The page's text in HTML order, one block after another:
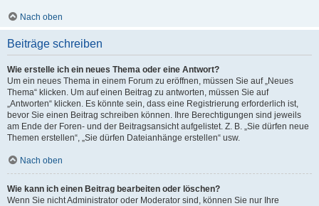
Nach oben
Beiträge schreiben
Wie erstelle ich ein neues Thema oder eine Antwort?
Um ein neues Thema in einem Forum zu eröffnen, müssen Sie auf „Neues
Thema“ klicken. Um auf einen Beitrag zu antworten, müssen Sie auf
„Antworten“ klicken. Es könnte sein, dass eine Registrierung erforderlich ist,
bevor Sie einen Beitrag schreiben können. Ihre Berechtigungen sind jeweils
am Ende der Foren- und der Beitragsansicht aufgelistet. Z. B. „Sie dürfen neue
Themen erstellen“, „Sie dürfen Dateianhänge erstellen“ usw.
Nach oben
Wie kann ich einen Beitrag bearbeiten oder löschen?
Wenn Sie nicht Administrator oder Moderator sind, können Sie nur Ihre